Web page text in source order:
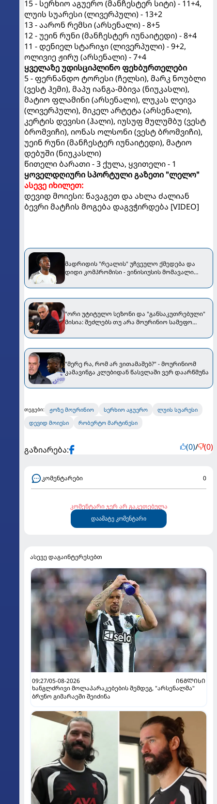
15 - სერხიო აგუერო (მანჩესტერ სიტი) - 11+4,
ლუის სუარესი (ლივერპული) - 13+2
13 - აარონ რემსი (არსენალი) - 8+5
12 - უეინ რუნი (მანჩესტერ იუნაიტედი) - 8+4
11 - დენიელ სტარიჯი (ლივერპული) - 9+2,
ოლივიე ჟირუ (არსენალი) - 7+4
ყველაზე უდისციპლინო ფეხბურთელები
5 - ფერნანდო ტორესი (ჩელსი), მარკ ნოუბლი
(ვესტ ჰემი), მაპუ იანგა-მბივა (ნიუკასლი),
მატიო ფლამინი (არსენალი), ლუკას ლეივა
(ლივერპული), მიკელ არტეტა (არსენალი),
კერტის დევისი (ჰალი), იუსუფ მულუმბუ (ვესტ
ბრომვიჩი), იონას ოლსონი (ვესტ ბრომვიჩი),
უეინ რუნი (მანჩესტერ იუნაიტედი), მატიო
დებუში (ნიუკასლი)
წითელი ბარათი - 3 ქულა, ყვითელი - 1
ყოველდღიური სპორტული გაზეთი "ლელო"
ასევე იხილეთ:
დევიდ მოიესი: წავაგეთ და ახლა ძალიან
ბევრი მატჩის მოგება დაგვჭირდება [VIDEO]
მადრიდის "რეალის" უჩვეულო ქმედება და
დიდი კომპრომისი - ვინისიუსის მომავალი
"ორი უტიტულო სეზონი და "განსაკუთრებული"
მისია: შეძლებს თუ არა მოურინიო სამეფო
"მერე რა, რომ არ ვითამაშებ?" - მოურინიომ
კამავინგა კლუბიდან წასვლაში ვერ დაარწმუნა
თეგები: ჟოზე მოურინიო სერხიო აგუერო
ლუის სუარესი
დევიდ მოიესი
რობერტო მარტინესი
გაზიარება: (0)/ (0)
კომენტარები 0
კომენტარი ჯერ არ გაკეთებულა
დაამატე კომენტარი
ასევე დაგაინტერესებთ
09:27/05-08-2026
ᲘᲜᲒᲚᲘᲡᲘ
ხანგლძრივი მოლაპარაკებების შემდეგ, "არსენალმა"
ბრუნო გიმარაეში შეიძინა